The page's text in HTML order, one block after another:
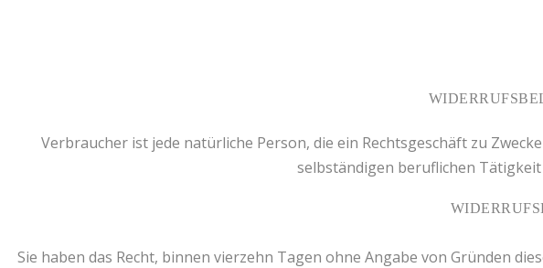
Verbraucher ist jede natürliche Person, die ein Rechtsgeschäft zu
selbständigen beruflichen
Sie haben das Recht, binnen vierzehn Tagen ohne Angabe von Gründen